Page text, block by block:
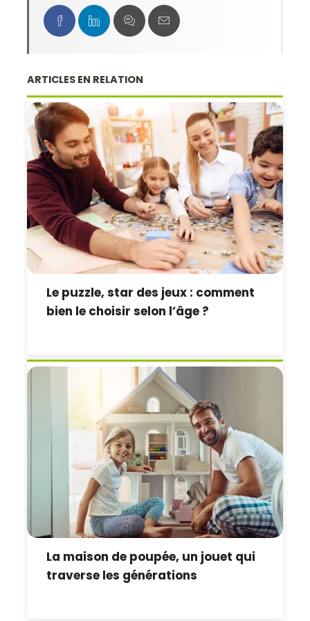
ARTICLES EN RELATION
Le puzzle, star des jeux : comment
bien le choisir selon l’âge ?
La maison de poupée, un jouet qui
traverse les générations